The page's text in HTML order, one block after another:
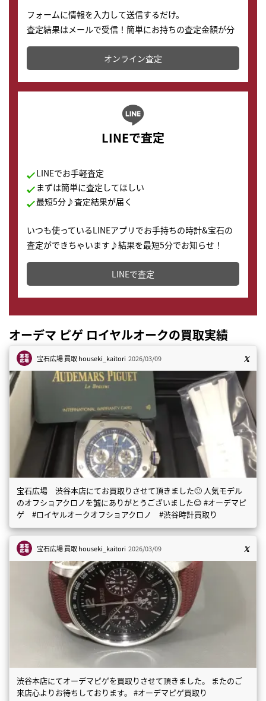
フォームに情報を入力して送信するだけ。
査定結果はメールで受信！簡単にお持ちの査定金額が分
かります。
オンライン査定
LINEで査定
LINEでお手軽査定
まずは簡単に査定してほしい
最短5分♪査定結果が届く
いつも使っているLINEアプリでお手持ちの時計&宝石の
査定ができちゃいます♪結果を最短5分でお知らせ！
どこからでもすぐに査定金額を知ることが出来ます。
LINEで査定
オーデマ ピゲ ロイヤルオークの買取実績
宝石広場 買取houseki_kaitori 2026/03/09
宝石広場 渋谷本店にてお買取りさせて頂きました🙂 人気モデル
のオフショアクロノを誠にありがとうございました😊 #オーデマピ
ゲ #ロイヤルオークオフショアクロノ #渋谷時計買取り
宝石広場 買取houseki_kaitori 2026/03/09
渋谷本店にてオーデマピゲを買取りさせて頂きました。 またのご
来店心よりお待ちしております。 #オーデマピゲ買取り